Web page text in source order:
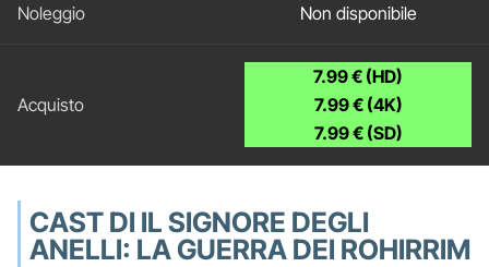
Non disponibile
7.99 € (HD)
7.99 € (4K)
7.99 € (SD)
CAST DI IL SIGNORE DEGLI
ANELLI: LA GUERRA DEI ROHIRRIM